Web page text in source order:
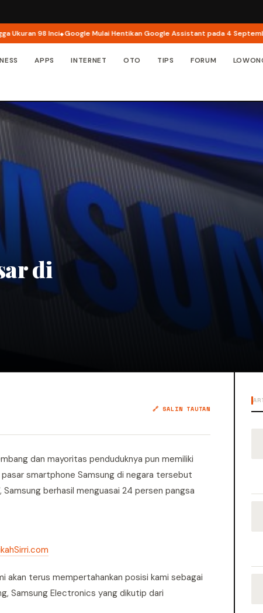
98 Inci Google Mulai Hentikan Google Assistant pada 4 September
APPS INTERNET OTO TIPS FORUM
di
🔗 SALIN TAUTAN
dan mayoritas penduduknya pun memiliki
smartphone Samsung di negara tersebut
berhasil menguasai 24 persen pangsa
akan terus mempertahankan posisi kami sebagai
Samsung Electronics yang dikutip dari